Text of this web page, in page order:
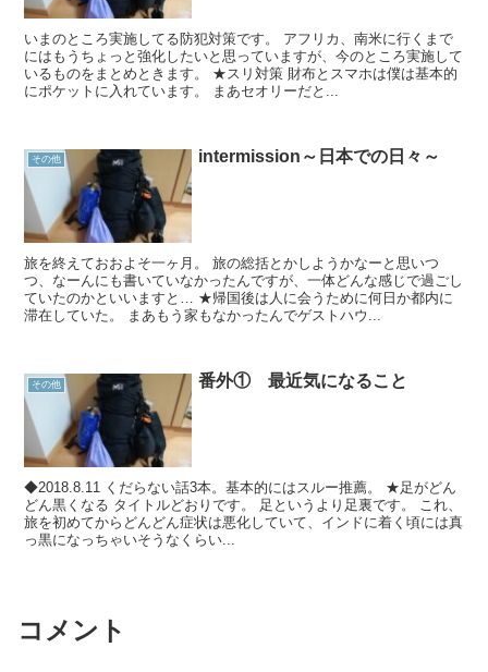
いまのところ実施してる防犯対策です。 アフリカ、南米に行くまで
にはもうちょっと強化したいと思っていますが、今のところ実施して
いるものをまとめときます。 ★スリ対策 財布とスマホは僕は基本的
にポケットに入れています。 まあセオリーだと...
その他 intermission～日本での日々～
旅を終えておおよそ一ヶ月。 旅の総括とかしようかなーと思いつ
つ、なーんにも書いていなかったんですが、一体どんな感じで過ごし
ていたのかといいますと… ★帰国後は人に会うために何日か都内に
滞在していた。 まあもう家もなかったんでゲストハウ...
その他 番外① 最近気になること
◆2018.8.11 くだらない話3本。基本的にはスルー推薦。 ★足がどん
どん黒くなる タイトルどおりです。 足というより足裏です。 これ、
旅を初めてからどんどん症状は悪化していて、インドに着く頃には真
っ黒になっちゃいそうなくらい...
コメント